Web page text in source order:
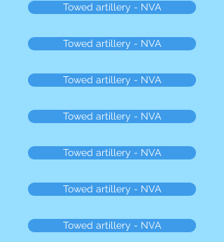
Towed artillery - NVA
Towed artillery - NVA
Towed artillery - NVA
Towed artillery - NVA
Towed artillery - NVA
Towed artillery - NVA
Towed artillery - NVA